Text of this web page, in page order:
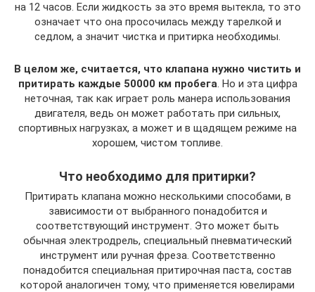
на 12 часов. Если жидкость за это время вытекла, то это
означает что она просочилась между тарелкой и
седлом, а значит чистка и притирка необходимы.
В целом же, считается, что клапана нужно чистить и
притирать каждые 50000 км пробега. Но и эта цифра
неточная, так как играет роль манера использования
двигателя, ведь он может работать при сильных,
спортивных нагрузках, а может и в щадящем режиме на
хорошем, чистом топливе.
Что необходимо для притирки?
Притирать клапана можно несколькими способами, в
зависимости от выбранного понадобится и
соответствующий инструмент. Это может быть
обычная электродрель, специальный пневматический
инструмент или ручная фреза. Соответственно
понадобится специальная притирочная паста, состав
которой аналогичен тому, что применяется ювелирами